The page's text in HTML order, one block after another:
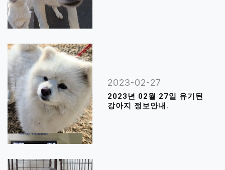
2023-02-27
2023년 02월 27일 유기된
강아지 정보안내.